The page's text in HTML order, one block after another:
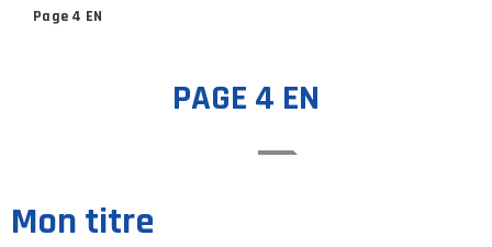
Page 4 EN
PAGE 4 EN
Mon titre